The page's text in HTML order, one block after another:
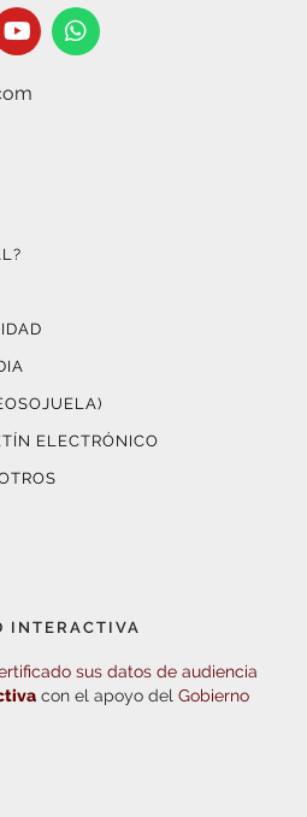
ELECTRÓNICO
INTERACTIVA
sus datos de audiencia
con el apoyo del Gobierno